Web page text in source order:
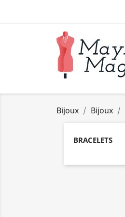
Bijoux Bijoux
BRACELETS